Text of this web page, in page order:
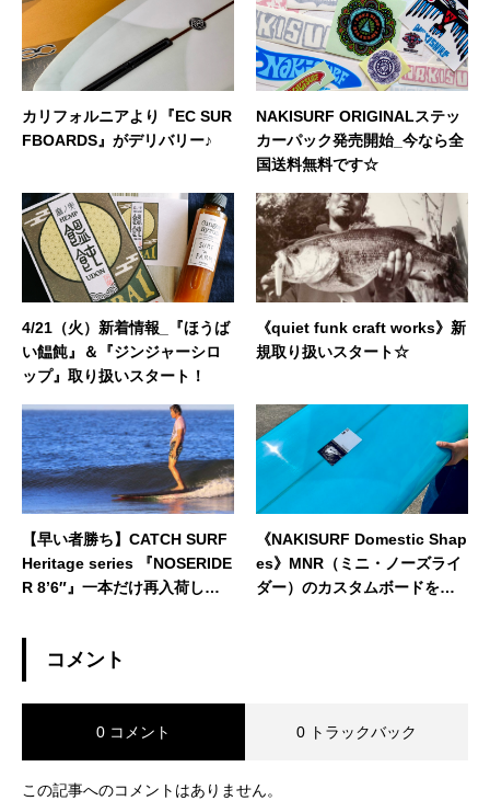
いたします。◆担当業務：店舗運営・WEBサイ
ト運営・企画・プロモーション◆東京都出身：
一宮町在住 ◆誕生日：1983年4月29日
カリフォルニアより『EC SUR
FBOARDS』がデリバリー♪
NAKISURF ORIGINALステッ
カーパック発売開始_今なら全
国送料無料です☆
4/21（火）新着情報_『ほうば
い饂飩』＆『ジンジャーシロ
ップ』取り扱いスタート！
《quiet funk craft works》新
規取り扱いスタート☆
【早い者勝ち】CATCH SURF
Heritage series 『NOSERIDE
R 8’6″』一本だけ再入荷しま
《NAKISURF Domestic Shap
es》MNR（ミニ・ノーズライ
ダー）のカスタムボードをご
コメント
0 コメント 0 トラックバック
この記事へのコメントはありません。